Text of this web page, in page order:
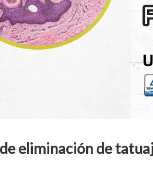
eliminación de